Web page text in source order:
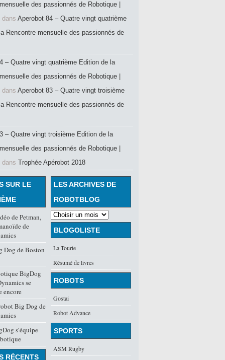
des passionnés de Robotique |
dans Aperobot 84 – Quatre vingt quatrième
Rencontre mensuelle des passionnés de
– Quatre vingt quatrième Edition de la
des passionnés de Robotique |
dans Aperobot 83 – Quatre vingt troisième
Rencontre mensuelle des passionnés de
– Quatre vingt troisième Edition de la
des passionnés de Robotique |
dans Trophée Apérobot 2018
LES ARCHIVES DE
ROBOTBLOG
BLOGOLISTE
La Tourte
Résumé de livres
ROBOTS
Gostai
Robot Advance
SPORTS
ASM Rugby
SUR LE
de Petman,
de
Dog de Boston
BigDog
se
encore
Big Dog de
s’équipe
RÉCENTS